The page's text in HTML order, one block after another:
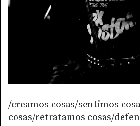
/creamos cosas/sentimos
cosas/retratamos cosas/